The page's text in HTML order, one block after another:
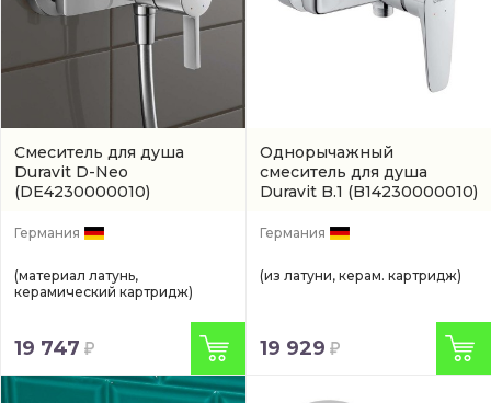
Смеситель для душа
Duravit D-Neo
(DE4230000010)
Германия
(материал латунь,
керамический картридж)
19 747
Однорычажный
смеситель для душа
Duravit B.1 (B14230000010)
Германия
(из латуни, керам. картридж)
19 929